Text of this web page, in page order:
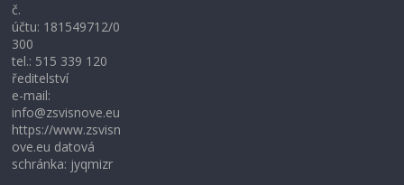
č.
účtu: 181549712/0
300
tel.: 515 339 120
ředitelství
e-mail:
info@zsvisnove.eu
https://www.zsvisn
ove.eu datová
schránka: jyqmizr